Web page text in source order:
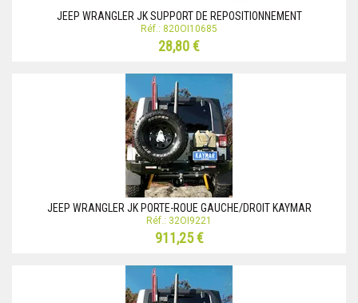
JEEP WRANGLER JK SUPPORT DE REPOSITIONNEMENT
Réf.: 820OI10685
28,80 €
JEEP WRANGLER JK PORTE-ROUE GAUCHE/DROIT KAYMAR
Réf.: 32OI9221
911,25 €